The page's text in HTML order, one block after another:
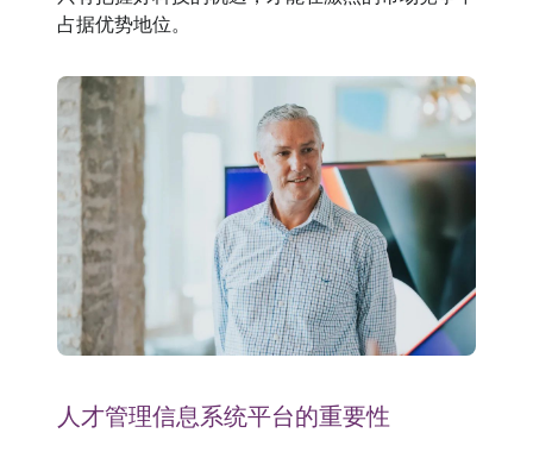
占据优势地位。
人才管理信息系统平台的重要性